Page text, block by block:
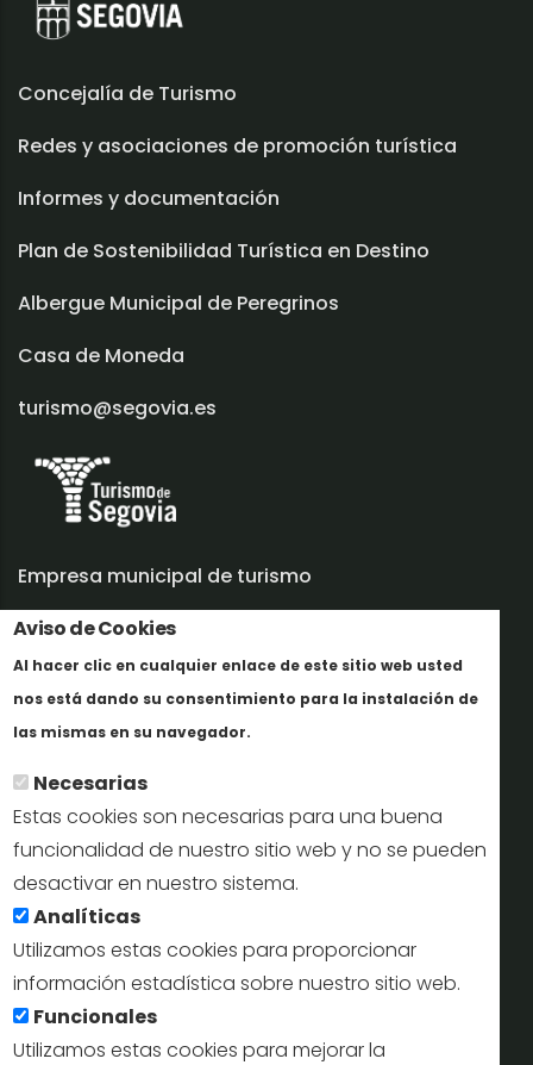
Aviso de Cookies
Al hacer clic en cualquier enlace de este sitio web usted
nos está dando su consentimiento para la instalación de
las mismas en su navegador.
Necesarias
Estas cookies son necesarias para una buena
funcionalidad de nuestro sitio web y no se pueden
desactivar en nuestro sistema.
Analíticas
Utilizamos estas cookies para proporcionar
información estadística sobre nuestro sitio web.
Funcionales
Utilizamos estas cookies para mejorar la
Concejalía de Turismo
Redes y asociaciones de promoción turística
Informes y documentación
Plan de Sostenibilidad Turística en Destino
Albergue Municipal de Peregrinos
Casa de Moneda
turismo@segovia.es
Empresa municipal de turismo
Trabaja con nosotros
Informes y documentación
Perfil del contratante
Oficinas de Turismo
reservas@turismodesegovia.com
info@turismodesegovia.com
Aviso legal |